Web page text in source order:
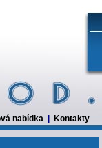
nabídka Kontakty